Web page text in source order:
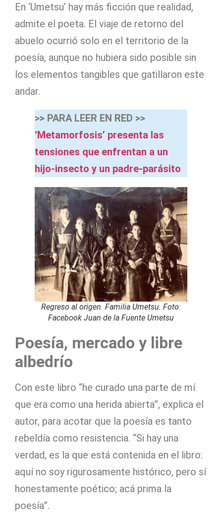
En ‘Umetsu’ hay más ficción que realidad,
admite el poeta. El viaje de retorno del
abuelo ocurrió solo en el territorio de la
poesía, aunque no hubiera sido posible sin
los elementos tangibles que gatillaron este
andar.
>> PARA LEER EN RED >>
‘Metamorfosis’ presenta las
tensiones que enfrentan a un
hijo-insecto y un padre-parásito
Regreso al origen. Familia Umetsu. Foto:
Facebook Juan de la Fuente Umetsu
Poesía, mercado y libre
albedrío
Con este libro “he curado una parte de mí
que era como una herida abierta”, explica el
autor, para acotar que la poesía es tanto
rebeldía como resistencia. “Si hay una
verdad, es la que está contenida en el libro:
aquí no soy rigurosamente histórico, pero sí
honestamente poético; acá prima la
poesía”.